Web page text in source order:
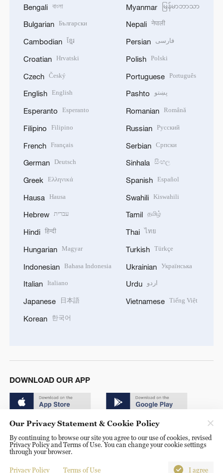
Bengali বাংলা
Bulgarian Български
Cambodian ខ្មែរ
Croatian Hrvatski
Czech Český
English English
Esperanto Esperanto
Filipino Filipino
French Français
German Deutsch
Greek Ελληνικά
Hausa Hausa
Hebrew עברית
Hindi हिन्दी
Hungarian Magyar
Indonesian Bahasa Indonesia
Italian Italiano
Japanese 日本語
Korean 한국어
Myanmar မြန်မာဘာသာ
Nepali नेपाली
Persian فارسی
Polish Polski
Portuguese Português
Pashto پښتو
Romanian Română
Russian Русский
Serbian Српски
Sinhala සිංහල
Spanish Español
Swahili Kiswahili
Tamil தமிழ்
Thai ไทย
Turkish Türkçe
Ukrainian Українська
Urdu اردو
Vietnamese Tiếng Việt
DOWNLOAD OUR APP
© China Radio International.CRI. All Rights Reserved. 16A
Shijingshan Road, Beijing, China. 100040
Our Privacy Statement & Cookie Policy
By continuing to browse our site you agree to our use of cookies, revised
Privacy Policy and Terms of Use. You can change your cookie settings
through your browser.
Privacy Policy Terms of Use I agree